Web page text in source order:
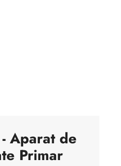
Aparat de
Primar